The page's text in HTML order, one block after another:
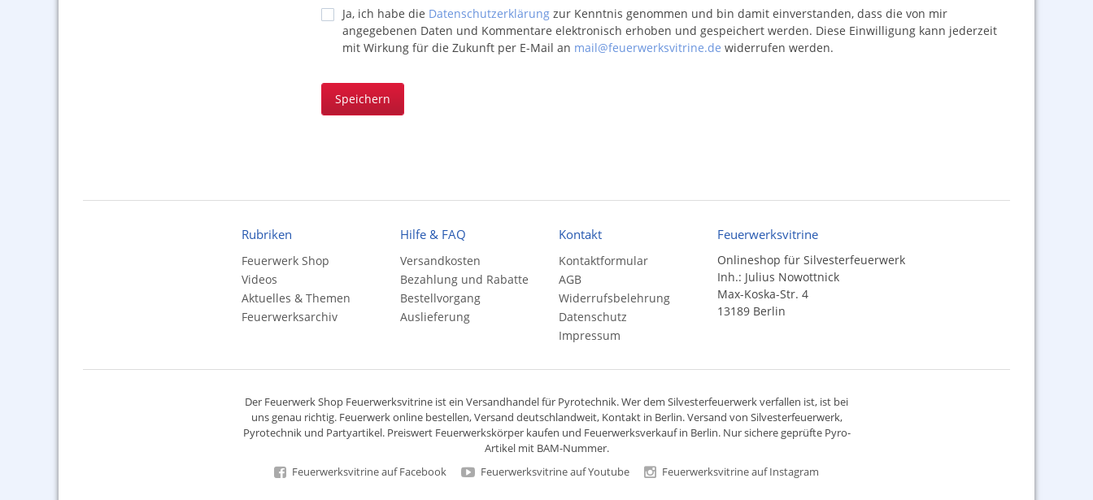
Ja, ich habe die Datenschutzerklärungzur Kenntnis genommen und bin damit einverstanden, dass die von mir
angegebenen Daten und Kommentare elektronisch erhoben und gespeichert werden. Diese Einwilligung kann jederzeit
mit Wirkung für die Zukunft per E-Mail an mail@feuerwerksvitrine.de widerrufen werden.
Speichern
Rubriken
Feuerwerk Shop
Videos
Aktuelles & Themen
Feuerwerksarchiv
Hilfe & FAQ
Versandkosten
Bezahlung und Rabatte
Bestellvorgang
Auslieferung
Kontakt
Kontaktformular
AGB
Widerrufsbelehrung
Datenschutz
Impressum
Feuerwerksvitrine
Onlineshop für Silvesterfeuerwerk
Inh.: Julius Nowottnick
Max-Koska-Str. 4
13189 Berlin
Der Feuerwerk Shop Feuerwerksvitrine ist ein Versandhandelfür Pyrotechnik. Wer dem Silvesterfeuerwerk verfallen ist, ist bei
uns genau richtig. Feuerwerk online bestellen,Versand deutschlandweit, Kontakt in Berlin. Versand von Silvesterfeuerwerk,
Pyrotechnikund Partyartikel. Preiswert Feuerwerkskörperkaufen und Feuerwerksverkauf in Berlin. Nur sichere geprüfte Pyro-
Artikel mit BAM-Nummer.
Feuerwerksvitrine auf Facebook
Feuerwerksvitrine auf Youtube Feuerwerksvitrine auf Instagram